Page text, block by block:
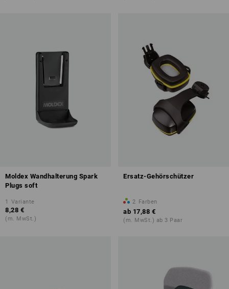
Moldex Wandhalterung Spark
Plugs soft
1 Variante
8,28 €
(m. MwSt.)
Ersatz-Gehörschützer
2 Farben
ab 17,88 €
(m. MwSt.) ab 3 Paar